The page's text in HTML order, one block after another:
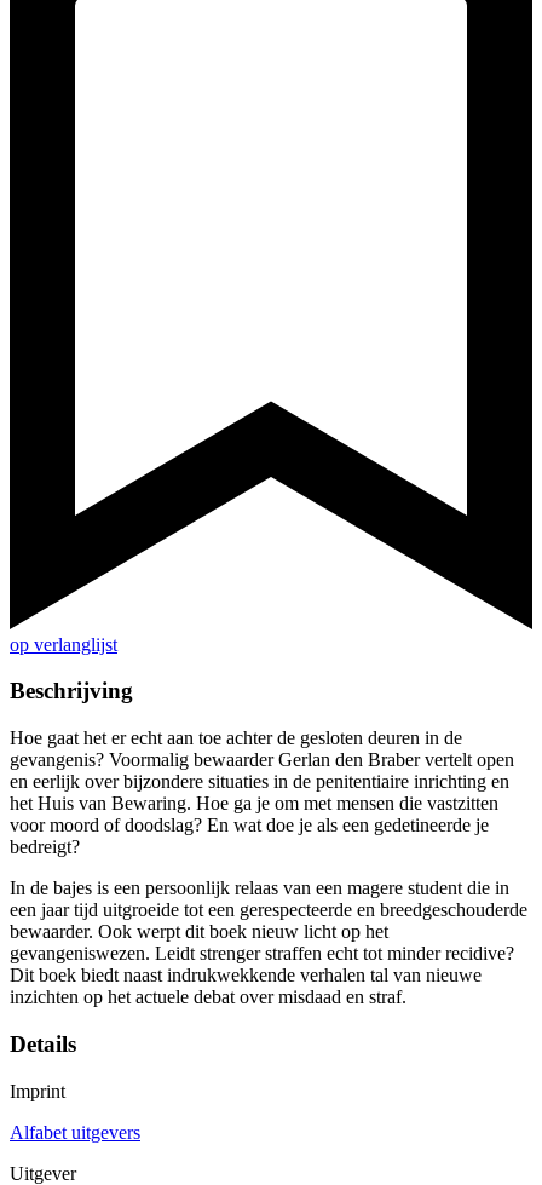
op verlanglijst
Beschrijving
Hoe gaat het er echt aan toe achter de gesloten deuren in de
gevangenis? Voormalig bewaarder Gerlan den Braber vertelt open
en eerlijk over bijzondere situaties in de penitentiaire inrichting en
het Huis van Bewaring. Hoe ga je om met mensen die vastzitten
voor moord of doodslag? En wat doe je als een gedetineerde je
bedreigt?
In de bajes is een persoonlijk relaas van een magere student die in
een jaar tijd uitgroeide tot een gerespecteerde en breedgeschouderde
bewaarder. Ook werpt dit boek nieuw licht op het
gevangeniswezen. Leidt strenger straffen echt tot minder recidive?
Dit boek biedt naast indrukwekkende verhalen tal van nieuwe
inzichten op het actuele debat over misdaad en straf.
Details
Imprint
Alfabet uitgevers
Uitgever